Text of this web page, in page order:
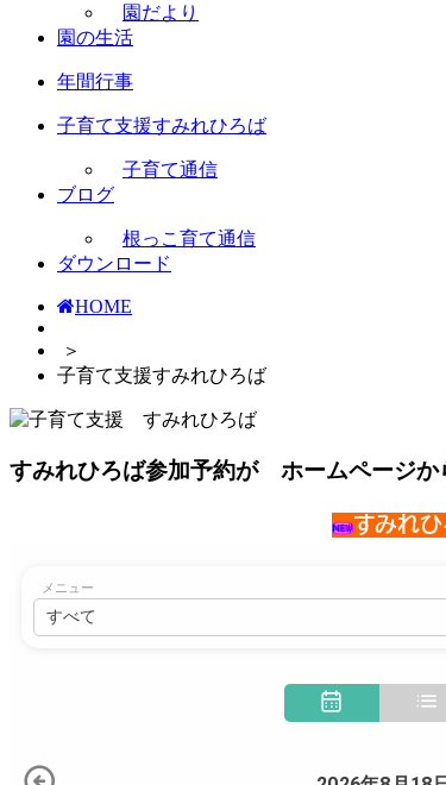
園だより
園の生活
年間行事
子育て支援すみれひろば
子育て通信
ブログ
根っこ育て通信
ダウンロード
HOME
＞
子育て支援すみれひろば
すみれひろば参加予約が ホームページか
すみれ